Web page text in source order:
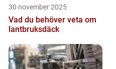
30 november 2025
Vad du behöver veta om
lantbruksdäck